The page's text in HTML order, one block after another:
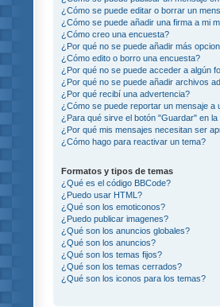
¿Cómo se puede editar o borrar un
¿Cómo se puede añadir una firma a mi
¿Cómo creo una encuesta?
¿Por qué no se puede añadir más
¿Cómo edito o borro una encuesta?
¿Por qué no se puede acceder a algún
¿Por qué no se puede añadir archivos
¿Por qué recibí una advertencia?
¿Cómo se puede reportar un mensaje a
¿Para qué sirve el botón "Guardar" en
¿Por qué mis mensajes necesitan ser
¿Cómo hago para reactivar un tema?
Formatos y tipos de temas
¿Qué es el código BBCode?
¿Puedo usar HTML?
¿Qué son los emoticonos?
¿Puedo publicar imagenes?
¿Qué son los anuncios globales?
¿Qué son los anuncios?
¿Qué son los temas fijos?
¿Qué son los temas cerrados?
¿Qué son los iconos para los temas?